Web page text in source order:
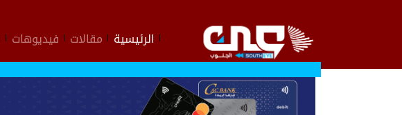
الرئيسية مقالات فيديوهات